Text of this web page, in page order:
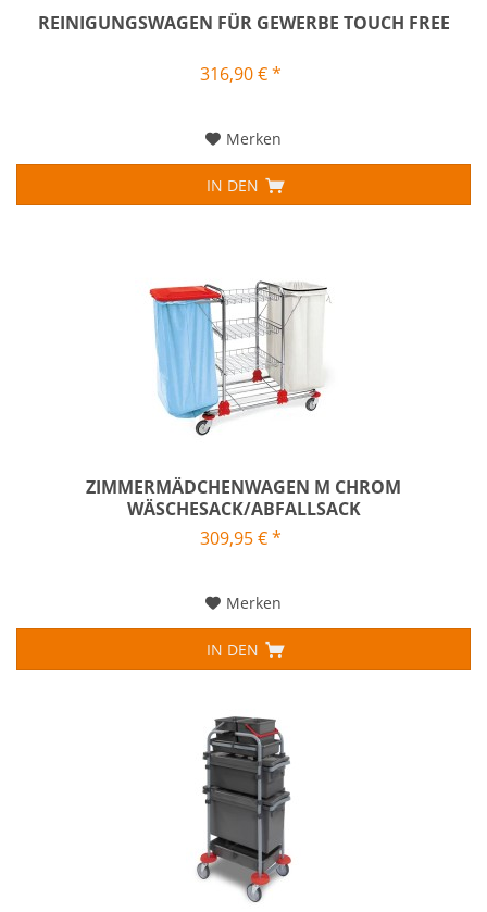
REINIGUNGSWAGEN FÜR GEWERBE TOUCH FREE
316,90 € *
Merken
IN DEN
ZIMMERMÄDCHENWAGEN M CHROM
WÄSCHESACK/ABFALLSACK
309,95 € *
Merken
IN DEN